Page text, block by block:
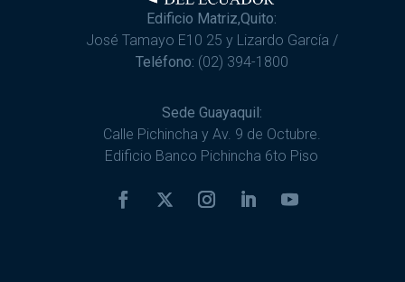
Edificio Matriz,Quito:
José Tamayo E10 25 y Lizardo García /
Teléfono: (02) 394-1800
Sede Guayaquil:
Calle Pichincha y Av. 9 de Octubre.
Edificio Banco Pichincha 6to Piso